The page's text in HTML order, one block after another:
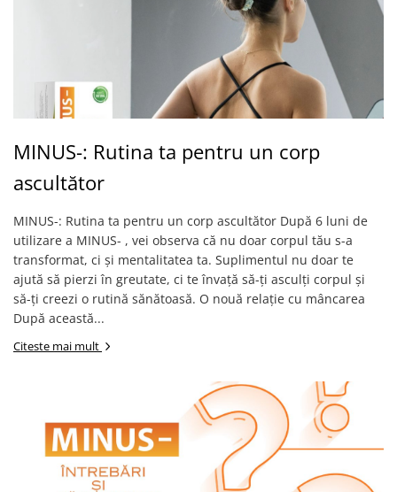
MINUS-: Rutina ta pentru un corp
ascultător
MINUS-: Rutina ta pentru un corp ascultător După 6 luni de
utilizare a MINUS- , vei observa că nu doar corpul tău s-a
transformat, ci și mentalitatea ta. Suplimentul nu doar te
ajută să pierzi în greutate, ci te învață să-ți asculți corpul și
să-ți creezi o rutină sănătoasă. O nouă relație cu mâncarea
După această...
Citeste mai mult